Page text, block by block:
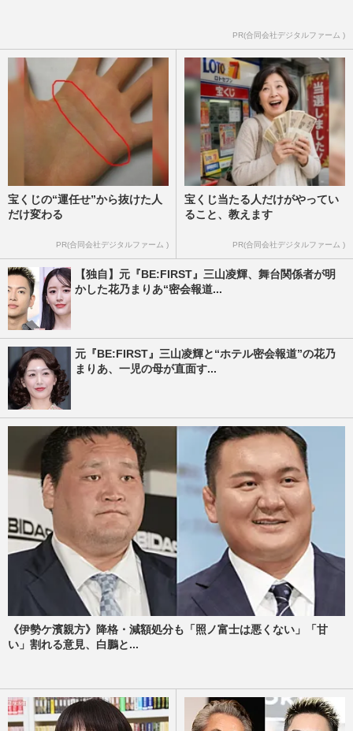
PR(合同会社デジタルファーム )
宝くじの“運任せ”から抜けた人
だけ変わる
PR(合同会社デジタルファーム )
宝くじ当たる人だけがやってい
ること、教えます
PR(合同会社デジタルファーム )
【独自】元『BE:FIRST』三山凌輝、舞台関係者が明
かした花乃まりあ“密会報道...
元『BE:FIRST』三山凌輝と“ホテル密会報道”の花乃
まりあ、一児の母が直面す...
《伊勢ケ濱親方》降格・減額処分も「照ノ富士は悪くない」「甘
い」割れる意見、白鵬と...